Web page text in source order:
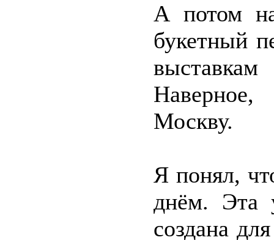
А потом
букетный
Наверное,
Москву.
Я понял,
днём. Эта
создана